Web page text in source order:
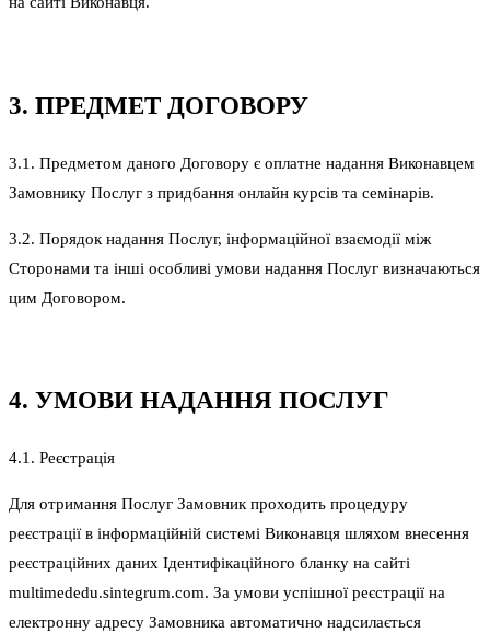
3. ПРЕДМЕТ ДОГОВОРУ
3.1. Предметом даного Договору є оплатне надання Виконавцем
Замовнику Послуг з придбання онлайн курсів та семінарів.
3.2. Порядок надання Послуг, інформаційної взаємодії між
Сторонами та інші особливі умови надання Послуг визначаються
цим Договором.
4. УМОВИ НАДАННЯ ПОСЛУГ
4.1. Реєстрація
Для отримання Послуг Замовник проходить процедуру
реєстрації в інформаційній системі Виконавця шляхом внесення
реєстраційних даних Ідентифікаційного бланку на сайті
multimededu.sintegrum.com. За умови успішної реєстрації на
електронну адресу Замовника автоматично надсилається